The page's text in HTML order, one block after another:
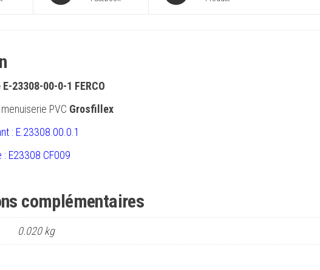
23308-00-0-1 FERCO
PVC Grosfillex
: E.23308.00.0.1
E23308 CF009
complémentaires
0.020 kg